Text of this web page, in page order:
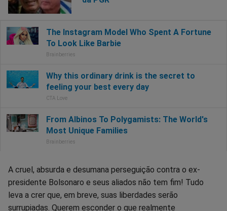
A cruel, absurda e desumana perseguição contra o ex-
presidente Bolsonaro e seus aliados não tem fim! Tudo
leva a crer que, em breve, suas liberdades serão
surrupiadas. Querem esconder o que realmente